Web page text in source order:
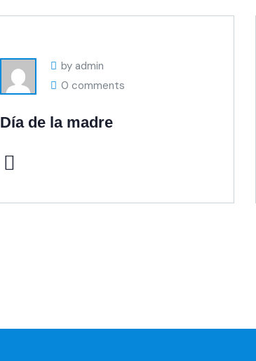
by admin
0 comments
Día de la madre